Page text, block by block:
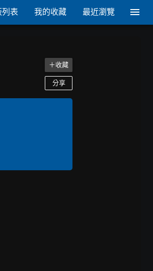
表 我的收藏 最近瀏覽
＋收藏
分享